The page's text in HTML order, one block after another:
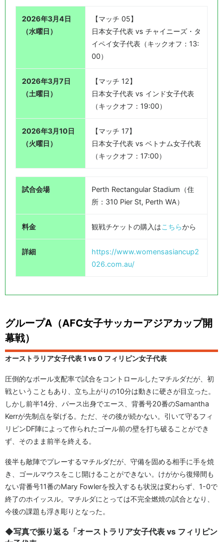
2026年3月4日
（水曜日）
【マッチ 05】
日本女子代表 vs チャイニーズ・タ
イペイ女子代表（キックオフ：13:
00）
2026年3月7日
（土曜日）
【マッチ 12】
日本女子代表 vs インド女子代表
（キックオフ：19:00）
2026年3月10日
（火曜日）
【マッチ 17】
日本女子代表 vs ベトナム女子代表
（キックオフ：17:00）
試合会場
Perth Rectangular Stadium（住
所：310 Pier St, Perth WA）
料金 観戦チケットの購入はこちらから
詳細
https://www.womensasiancup2
026.com.au/
グループA（AFC女子サッカーアジアカップ開
幕戦）
オーストラリア女子代表 1 vs 0 フィリピン女子代表
圧倒的なボール支配率で試合をコントロールしたマチルダだが、初
戦ということもあり、立ち上がりの10分は動きに硬さが目立った。
しかし前半14分、パース出身でエース、背番号20番のSamantha
Kerrが先制点を挙げる。ただ、その後が続かない。引いて守るフィ
リピンDF陣によって作られたゴール前の壁を打ち破ることができ
ず、そのまま前半を終える。
後半も敵陣でプレーするマチルダだが、守備を固める相手に手を焼
き、ゴールマウスをこじ開けることができない。けがから復帰間も
ない背番号11番のMary Fowlerを投入するも状況は変わらず、1-0で
終了のホイッスル。マチルダにとっては不完全燃焼の試合となり、
今後の課題も浮き彫りとなった。
◆写真で振り返る「オーストラリア女子代表 vs フィリピン